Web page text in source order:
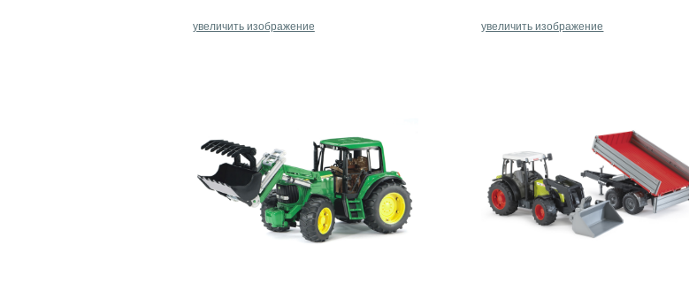
увеличить изображение увеличить изображение